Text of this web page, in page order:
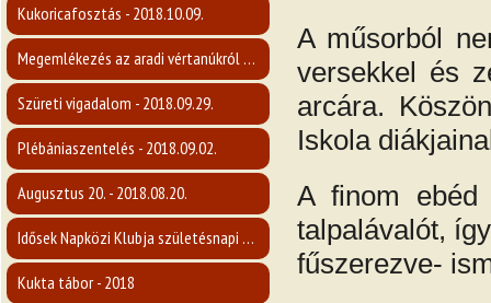
Kukoricafosztás - 2018.10.09.
Megemlékezés az aradi vértanúkról - 2018.10.05.
Szüreti vigadalom - 2018.09.29.
Plébániaszentelés - 2018.09.02.
Augusztus 20. - 2018.08.20.
Idősek Napközi Klubja születésnapi rendezvénye - 2018.08.09.
Kukta tábor - 2018
A műsorból
versekkel és
arcára.
Iskola
A finom
talpalávalót,
fűszerezve-